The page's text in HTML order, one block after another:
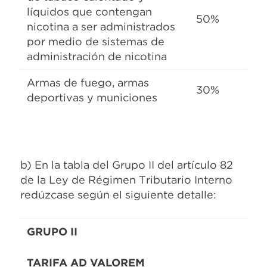
líquidos que contengan
nicotina a ser administrados
por medio de sistemas de
administración de nicotina
50%
Armas de fuego, armas
deportivas y municiones
30%
b) En la tabla del Grupo II del artículo 82
de la Ley de Régimen Tributario Interno
redúzcase según el siguiente detalle:
GRUPO II
TARIFA AD VALOREM